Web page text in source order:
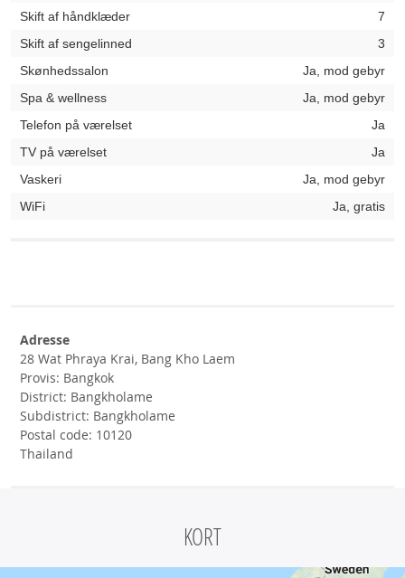
Skift af håndklæder
7
Skift af sengelinned
3
Skønhedssalon
Ja, mod gebyr
Spa & wellness
Ja, mod gebyr
Telefon på værelset
Ja
TV på værelset
Ja
Vaskeri
Ja, mod gebyr
WiFi
Ja, gratis
Adresse
28 Wat Phraya Krai, Bang Kho Laem
Provis: Bangkok
District: Bangkholame
Subdistrict: Bangkholame
Postal code: 10120
Thailand
KORT